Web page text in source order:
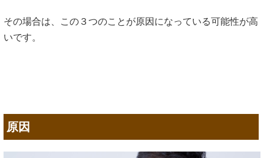
その場合は、この３つのことが原因になっている可能性が高
いです。
原因